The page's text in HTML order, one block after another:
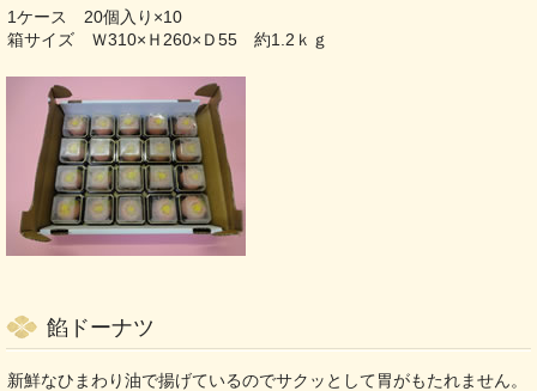
1ケース 20個入り×10
箱サイズ Ｗ310×Ｈ260×Ｄ55 約1.2ｋｇ
餡ドーナツ
新鮮なひまわり油で揚げているのでサクッとして胃がもたれません。